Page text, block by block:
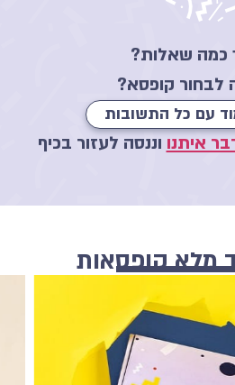
כמה שאלות?
קופסא?
עם כל התשובות
איתנו וננסה לעזור בכיף
מלא קופסאות